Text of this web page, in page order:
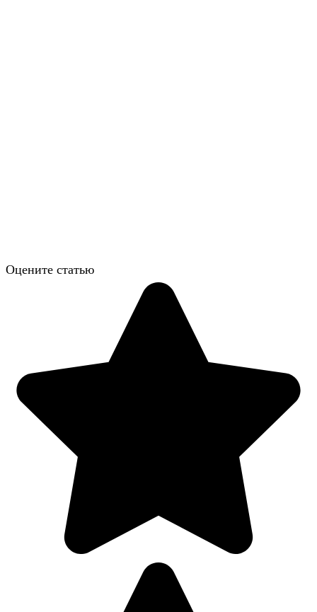
Оцените статью